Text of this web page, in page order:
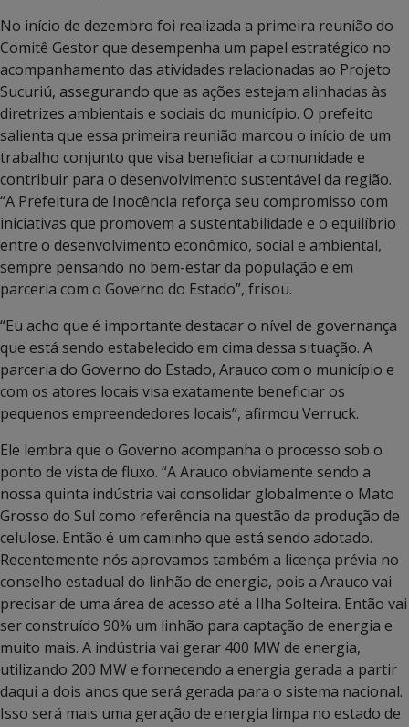
No início de dezembro foi realizada a primeira reunião do
Comitê Gestor que desempenha um papel estratégico no
acompanhamento das atividades relacionadas ao Projeto
Sucuriú, assegurando que as ações estejam alinhadas às
diretrizes ambientais e sociais do município. O prefeito
salienta que essa primeira reunião marcou o início de um
trabalho conjunto que visa beneficiar a comunidade e
contribuir para o desenvolvimento sustentável da região.
“A Prefeitura de Inocência reforça seu compromisso com
iniciativas que promovem a sustentabilidade e o equilíbrio
entre o desenvolvimento econômico, social e ambiental,
sempre pensando no bem-estar da população e em
parceria com o Governo do Estado”, frisou.
“Eu acho que é importante destacar o nível de governança
que está sendo estabelecido em cima dessa situação. A
parceria do Governo do Estado, Arauco com o município e
com os atores locais visa exatamente beneficiar os
pequenos empreendedores locais”, afirmou Verruck.
Ele lembra que o Governo acompanha o processo sob o
ponto de vista de fluxo. “A Arauco obviamente sendo a
nossa quinta indústria vai consolidar globalmente o Mato
Grosso do Sul como referência na questão da produção de
celulose. Então é um caminho que está sendo adotado.
Recentemente nós aprovamos também a licença prévia no
conselho estadual do linhão de energia, pois a Arauco vai
precisar de uma área de acesso até a Ilha Solteira. Então vai
ser construído 90% um linhão para captação de energia e
muito mais. A indústria vai gerar 400 MW de energia,
utilizando 200 MW e fornecendo a energia gerada a partir
daqui a dois anos que será gerada para o sistema nacional.
Isso será mais uma geração de energia limpa no estado de